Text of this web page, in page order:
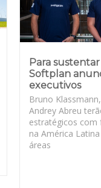
Para
Softplan
executivos
Bruno
Andrey Abreu
estratégicos com
na América
áreas